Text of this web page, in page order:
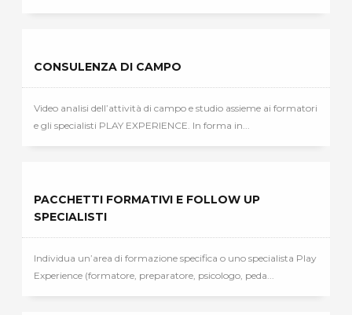
CONSULENZA DI CAMPO
Video analisi dell’attività di campo e studio assieme ai formatori
e gli specialisti PLAY EXPERIENCE. In forma in...
PACCHETTI FORMATIVI E FOLLOW UP
SPECIALISTI
Individua un’area di formazione specifica o uno specialista Play
Experience (formatore, preparatore, psicologo, peda...